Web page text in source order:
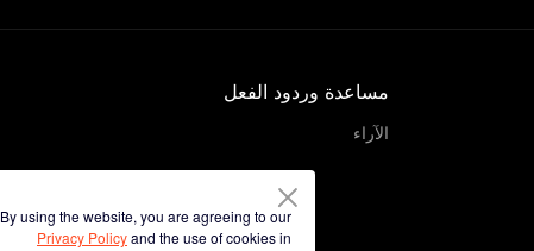
By using the website, you are agreeing to our
Privacy Policyand the use of cookies in
مساعدة وردود الفعل
الآراء